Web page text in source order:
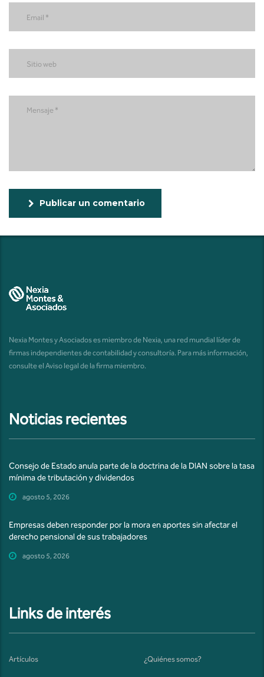
Publicar un comentario
Nexia Montes y Asociados es miembro de Nexia, una red mundial líder de
firmas independientes de contabilidad y consultoría. Para más información,
consulte el Aviso legal de la firma miembro.
Noticias recientes
Consejo de Estado anula parte de la doctrina de la DIAN sobre la tasa
mínima de tributación y dividendos
agosto 5, 2026
Empresas deben responder por la mora en aportes sin afectar el
derecho pensional de sus trabajadores
agosto 5, 2026
Links de interés
Artículos ¿Quiénes somos?